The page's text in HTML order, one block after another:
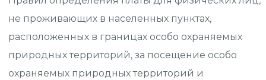
не проживающих в населенных пунктах,
расположенных в границах особо охраняемых
природных территорий, за посещение особо
охраняемых природных территорий и